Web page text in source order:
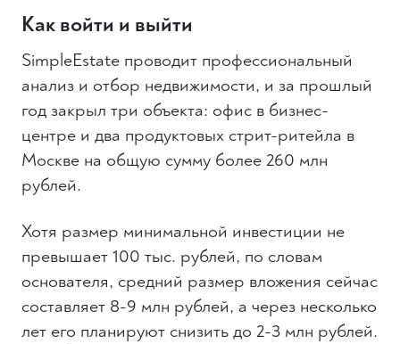
Как войти и выйти
SimpleEstate проводит профессиональный
анализ и отбор недвижимости, и за прошлый
год закрыл три объекта: офис в бизнес-
центре и два продуктовых стрит-ритейла в
Москве на общую сумму более 260 млн
рублей.
Хотя размер минимальной инвестиции не
превышает 100 тыс. рублей, по словам
основателя, средний размер вложения сейчас
составляет 8-9 млн рублей, а через несколько
лет его планируют снизить до 2-3 млн рублей.